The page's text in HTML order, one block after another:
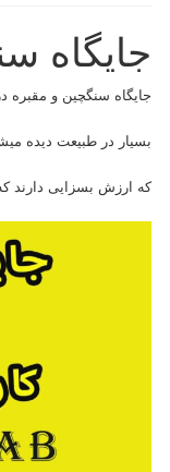
جایگاه
جایگاه سنگچین و مقبره
بسیار در طبیعت دیده
که ارزش بسزایی دارند